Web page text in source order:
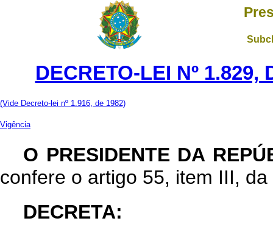
DECRETO-LEI Nº 1.829,
(Vide Decreto-lei nº 1.916, de 1982)
Vigência
O PRESIDENTE DA
confere o artigo 55, item III,
DECRETA: